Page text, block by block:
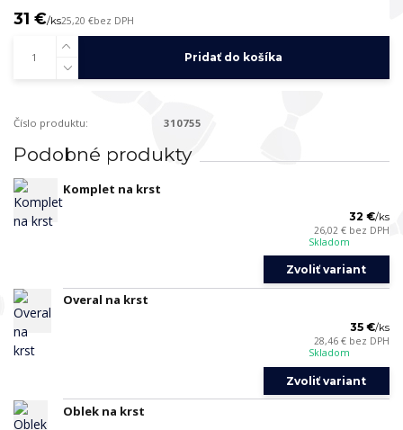
31 €/ks25,20 €bez DPH
Pridať do košíka
Číslo produktu: 310755
Podobné produkty
Komplet na krst
32 €/ks
26,02 € bez DPH
Skladom
Zvoliť variant
Overal na krst
35 €/ks
28,46 € bez DPH
Skladom
Zvoliť variant
Oblek na krst